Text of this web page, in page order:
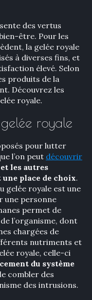
des vertus
être. Pour les
la gelée royale
à diverses fins, et
élevé. Selon
produits de la
Découvrez les
royale.
royale
pour lutter
l’on peut découvrir
les autres
place de choix.
gelée royale est une
une personne
permet de
l’organisme, dont
chargées de
nutriments et
royale, celle-ci
du système
combler des
des intrusions.